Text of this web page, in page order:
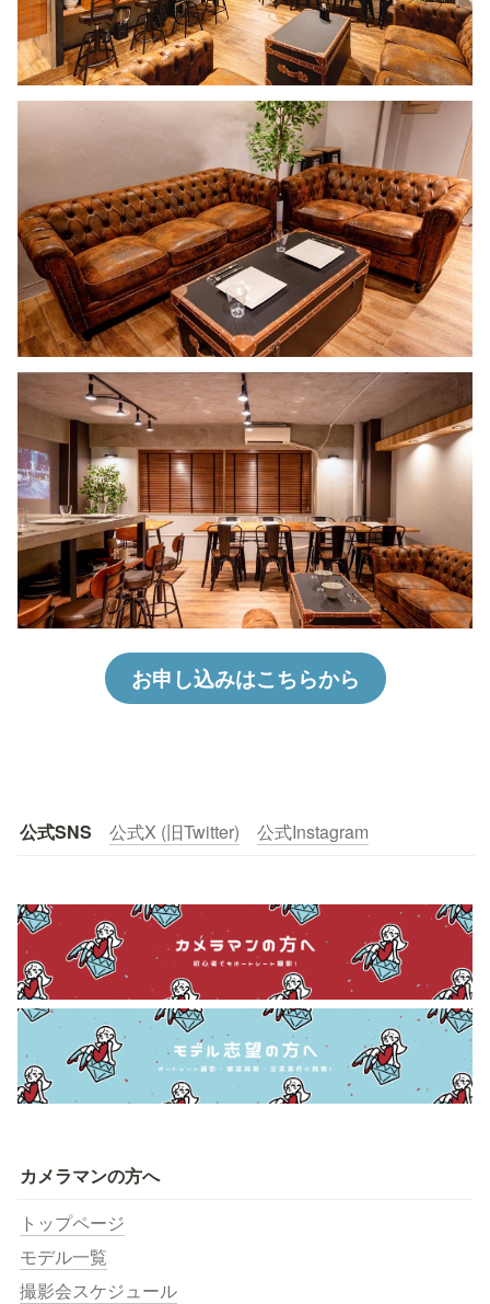
お申し込みはこちらから
公式SNS 公式X (旧Twitter) 公式Instagram
カメラマンの方へ
トップページ
モデル一覧
撮影会スケジュール